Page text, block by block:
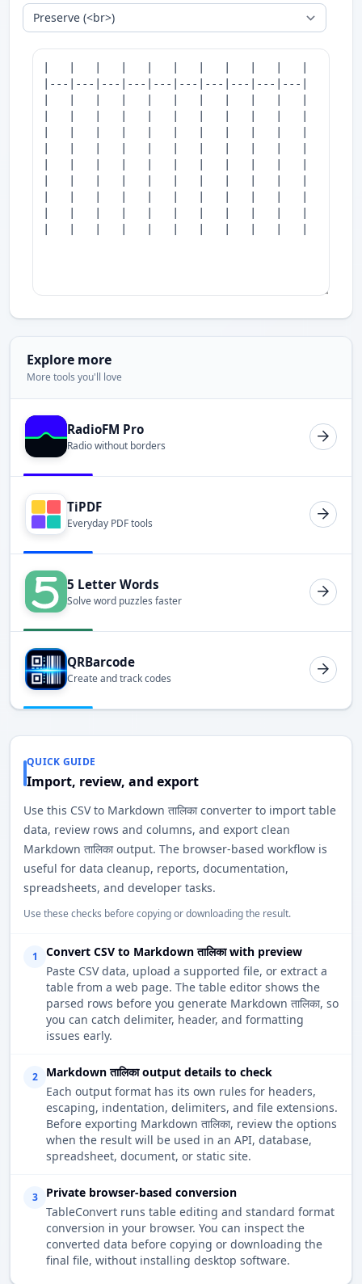
Explore more
More tools you'll love
RadioFM Pro
Radio without borders
TiPDF
Everyday PDF tools
5 Letter Words
Solve word puzzles faster
QRBarcode
Create and track codes
QUICK GUIDE
Import, review, and export
Use this CSV to Markdown तालिका converter to import table
data, review rows and columns, and export clean
Markdown तालिका output. The browser-based workflow is
useful for data cleanup, reports, documentation,
spreadsheets, and developer tasks.
Use these checks before copying or downloading the result.
1
Convert CSV to Markdown तालिका with preview
Paste CSV data, upload a supported file, or extract a
table from a web page. The table editor shows the
parsed rows before you generate Markdown तालिका, so
you can catch delimiter, header, and formatting
issues early.
2
Markdown तालिका output details to check
Each output format has its own rules for headers,
escaping, indentation, delimiters, and file extensions.
Before exporting Markdown तालिका, review the options
when the result will be used in an API, database,
spreadsheet, document, or static site.
3
Private browser-based conversion
TableConvert runs table editing and standard format
conversion in your browser. You can inspect the
converted data before copying or downloading the
final file, without installing desktop software.